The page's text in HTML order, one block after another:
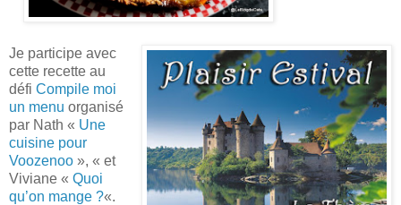
Je participe avec
cette recette au
défi Compile moi
un menu organisé
par Nath « Une
cuisine pour
Voozenoo », « et
Viviane « Quoi
qu’on mange ?«.